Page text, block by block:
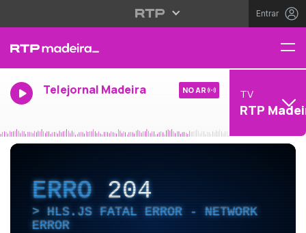
Entrar
Telejornal Madeira NO AR TV
RTP
ERRO204
HLS.JS FATAL ERROR - NETWORK
ERROR